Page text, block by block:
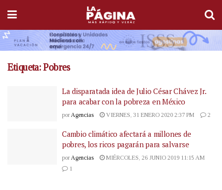
Etiqueta:Pobres
La disparatada idea de Julio César Chávez Jr.
para acabar con la pobreza en México
por Agencias VIERNES, 31 ENERO 2020 2:37 PM 2
Cambio climático afectará a millones de
pobres, los ricos pagarán para salvarse
porAgencias
MIÉRCOLES, 26 JUNIO 2019 11:15 AM
1